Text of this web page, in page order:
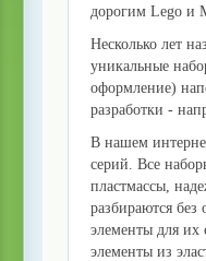
дорогим Lego и
Несколько лет
уникальные
оформление)
разработки -
В нашем
серий. Все
пластмассы,
разбираются
элементы для их
элементы из